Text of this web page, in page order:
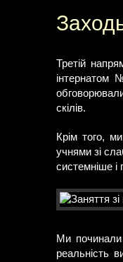
Третій
інтернатом
скілів.
Крім того,
учнями зі
системніше і
Ми починали
реальність